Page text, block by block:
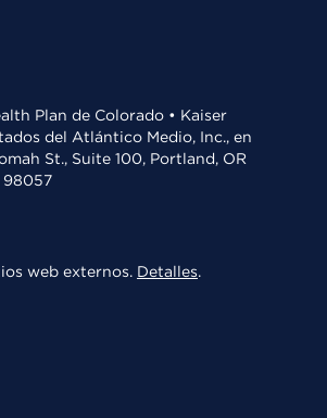
Plan de Colorado • Kaiser
del Atlántico Medio, Inc., en
St., Suite 100, Portland, OR
98057
web externos. Detalles.